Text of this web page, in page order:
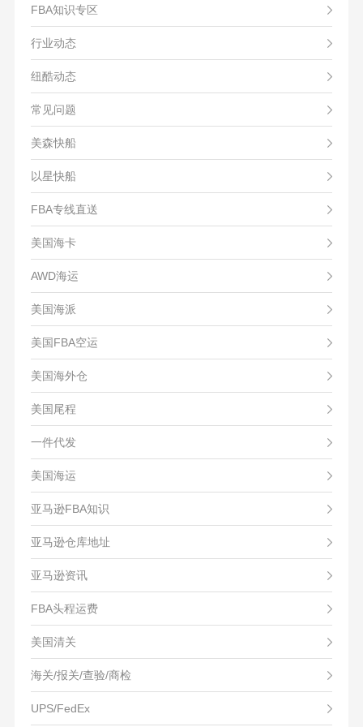
FBA知识专区
行业动态
纽酷动态
常见问题
美森快船
以星快船
FBA专线直送
美国海卡
AWD海运
美国海派
美国FBA空运
美国海外仓
美国尾程
一件代发
美国海运
亚马逊FBA知识
亚马逊仓库地址
亚马逊资讯
FBA头程运费
美国清关
海关/报关/查验/商检
UPS/FedEx